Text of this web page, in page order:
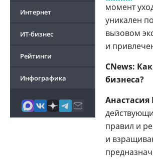
Интернет
ИТ-бизнес
Рейтинги
Инфографика
момент
уникален
вызовом
и
CNews:
бизнеса?
правил и
и